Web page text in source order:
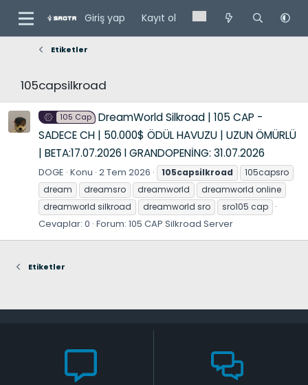
Giriş yap Kayıt ol
Etiketler
105capsilkroad
105 Cap
DreamWorld Silkroad | 105 CAP -
SADECE CH | 50.000$ ÖDÜL HAVUZU | UZUN ÖMÜRLÜ
| BETA:17.07.2026 l GRANDOPENİNG: 31.07.2026
DOGE Konu 2 Tem 2026 105capsilkroad
105capsro
dream
dreamsro dreamworld
dreamworld online
dreamworld silkroad
dreamworld sro sro105 cap
Cevaplar: 0 Forum: 105 CAP Silkroad Server
Etiketler